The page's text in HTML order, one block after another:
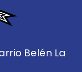
Belén La